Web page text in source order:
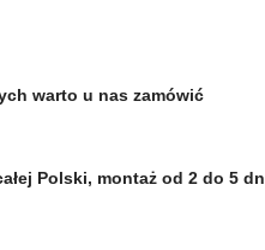
warto u nas zamówić
Polski, montaż od 2 do 5